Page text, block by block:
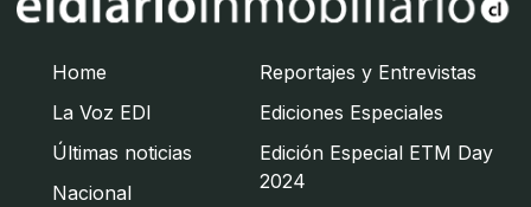
Home
La Voz EDI
Últimas noticias
Nacional
Reportajes y Entrevistas
Ediciones Especiales
Edición Especial ETM Day
2024